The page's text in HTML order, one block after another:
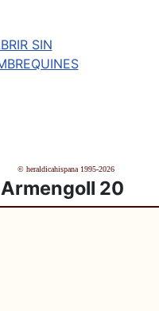
© heraldicahispana 1995-2026
Armengoll 20